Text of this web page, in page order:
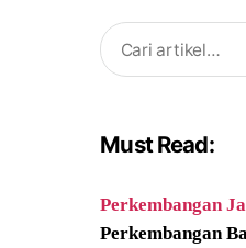
Search
for:
Must Read:
Perkembangan
Perkembangan